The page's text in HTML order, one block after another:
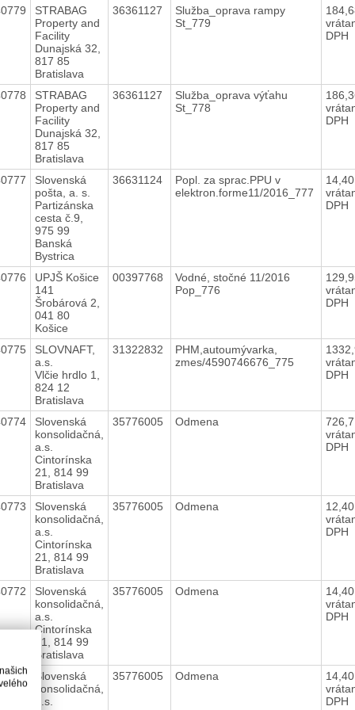
STRABAG
Property and
Facility
Dunajská 32,
817 85
Bratislava
36361127
Služba_oprava rampy
St_779
DPH
STRABAG
Property and
Facility
Dunajská 32,
817 85
Bratislava
36361127
Služba_oprava výťahu
St_778
DPH
Slovenská
pošta, a. s.
Partizánska
cesta č.9,
975 99
Banská
Bystrica
36631124
Popl. za sprac.PPU v
elektron.forme11/2016_777
DPH
UPJŠ Košice
141
Šrobárová 2,
041 80
Košice
00397768
Vodné, stočné 11/2016
Pop_776
DPH
SLOVNAFT,
a.s.
Vlčie hrdlo 1,
824 12
Bratislava
31322832
PHM,autoumývarka,
zmes/4590746676_775
DPH
Slovenská
konsolidačná,
a.s.
Cintorínska
21, 814 99
Bratislava
35776005 Odmena
DPH
Slovenská
konsolidačná,
a.s.
Cintorínska
21, 814 99
Bratislava
35776005 Odmena
DPH
Slovenská
konsolidačná,
a.s.
Cintorínska
21, 814 99
Bratislava
35776005 Odmena
DPH
Slovenská
konsolidačná,
a.s.
35776005 Odmena
DPH